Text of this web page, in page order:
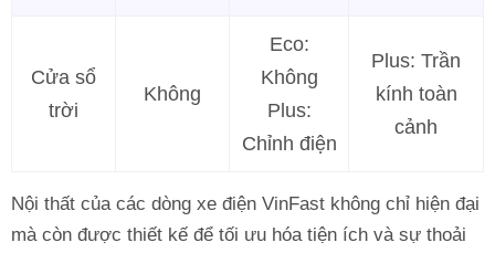
Cửa sổ
trời
Không
Eco:
Không
Plus:
Chỉnh điện
Plus: Trần
kính toàn
cảnh
Nội thất của các dòng xe điện VinFast không chỉ hiện đại
mà còn được thiết kế để tối ưu hóa tiện ích và sự thoải